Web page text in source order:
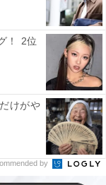
！ 2位
けがや
by